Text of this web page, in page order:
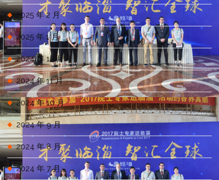
2025 年 2 月
2025 年 1 月
2024 年 12 月
2024 年 11 月
2024 年 10 月
2024 年 9 月
2024 年 8 月
2024 年 7 月